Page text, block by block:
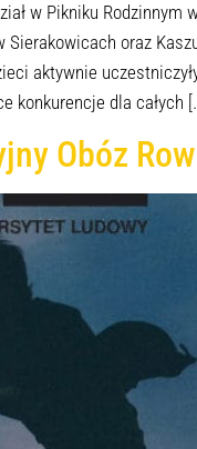
w Pikniku
Sierakowicach oraz
aktywnie
konkurencje dla całych
Obóz